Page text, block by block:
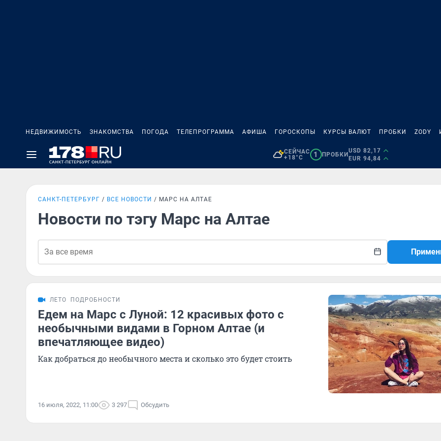
НЕДВИЖИМОСТЬ ЗНАКОМСТВА ПОГОДА ТЕЛЕПРОГРАММА АФИША ГОРОСКОПЫ КУРСЫ ВАЛЮТ ПРОБКИ ZODY
СЕЙЧАС
+18°C
1 ПРОБКИ
USD 82,17
EUR 94,84
САНКТ-ПЕТЕРБУРГ ВСЕ НОВОСТИ МАРС НА АЛТАЕ
Новости по тэгу Марс на Алтае
ЛЕТО ПОДРОБНОСТИ
Едем на Марс с Луной: 12 красивых фото с
необычными видами в Горном Алтае (и
впечатляющее видео)
Как добраться до необычного места и сколько это будет стоить
16 июля, 2022, 11:00 3 297 Обсудить